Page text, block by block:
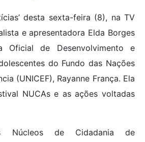
desta sexta-feira (8), na TV
e apresentadora Elda Borges
Oficial de Desenvolvimento e
do Fundo das Nações
(UNICEF), Rayanne França. Ela
NUCAs e as ações voltadas
Núcleos de Cidadania de